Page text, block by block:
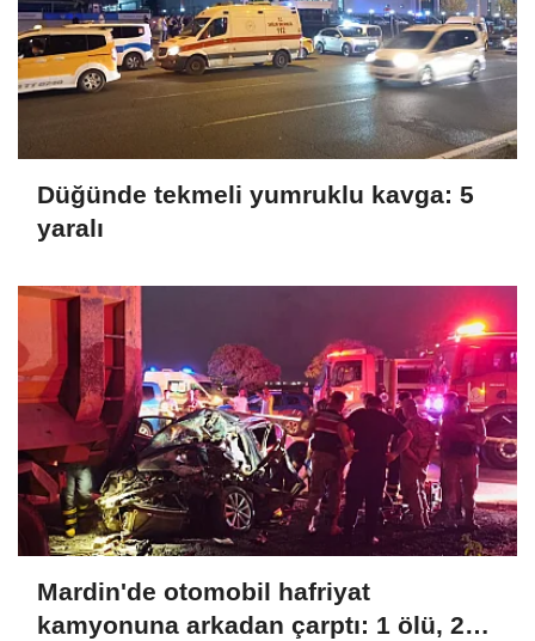
Düğünde tekmeli yumruklu kavga: 5
yaralı
Mardin'de otomobil hafriyat
kamyonuna arkadan çarptı: 1 ölü, 2